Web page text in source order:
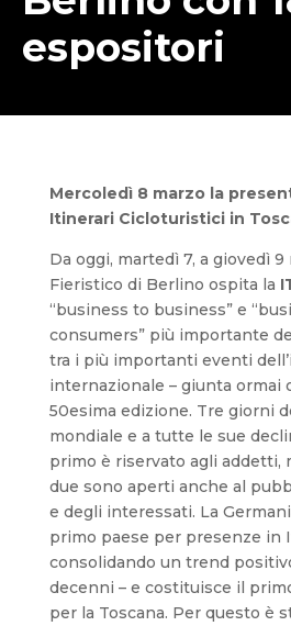
espositori
Mercoledì 8 marzo la
Itinerari Cicloturistici in
Da oggi, martedì 7, a giovedì
Fieristico di Berlino ospita la
“business to business” e
consumers” più importante
tra i più importanti eventi
internazionale – giunta ormai
50esima edizione. Tre giorni
mondiale e a tutte le sue
primo è riservato agli addetti,
due sono aperti anche al
e degli interessati. La
primo paese per presenze in
consolidando un trend
decenni – e costituisce il
per la Toscana. Per questo è